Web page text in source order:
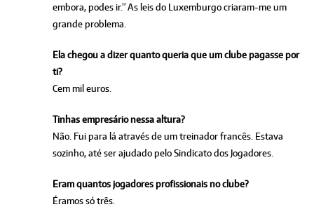
embora, podes ir.” As leis do Luxemburgo criaram-me um
grande problema.
Ela chegou a dizer quanto queria que um clube pagasse por
ti?
Cem mil euros.
Tinhas empresário nessa altura?
Não. Fui para lá através de um treinador francês. Estava
sozinho, até ser ajudado pelo Sindicato dos Jogadores.
Eram quantos jogadores profissionais no clube?
Éramos só três.